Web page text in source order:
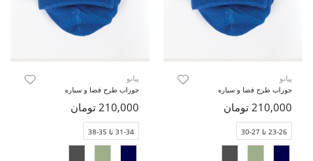
پیانو
جوراب طرح فضا و سیاره
210,000 تومان
23-26 تا 27-30
پیانو
جوراب طرح فضا و سیاره
210,000 تومان
31-34 تا 35-38